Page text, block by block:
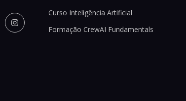
Curso Inteligência Artificial
Formação CrewAI Fundamentals